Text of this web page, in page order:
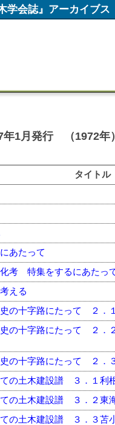
学会誌』アーカイブス
1月発行 （1972年
タイトル
あたって
考 特集をするにあたっ
える
史の十字路にたって ２．
史の十字路にたって ２．
史の十字路にたって ２．
ての土木建設譜 ３．１利
ての土木建設譜 ３．２東
ての土木建設譜 ３．３苫